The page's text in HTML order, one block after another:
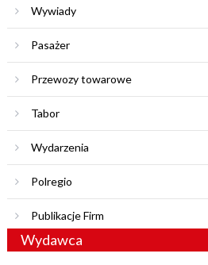
Wywiady
Pasażer
Przewozy towarowe
Tabor
Wydarzenia
Polregio
Publikacje Firm
Wydawca